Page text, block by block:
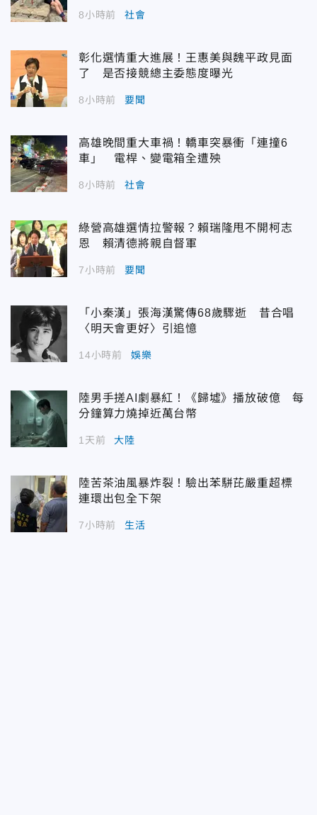
8小時前 社會
彰化選情重大進展！王惠美與魏平政見面
了 是否接競總主委態度曝光
8小時前 要聞
高雄晚間重大車禍！轎車突暴衝「連撞6
車」 電桿、變電箱全遭殃
8小時前 社會
綠營高雄選情拉警報？賴瑞隆甩不開柯志
恩 賴清德將親自督軍
7小時前 要聞
「小秦漢」張海漢驚傳68歲驟逝 昔合唱
〈明天會更好〉引追憶
14小時前 娛樂
陸男手搓AI劇暴紅！《歸墟》播放破億 每
分鐘算力燒掉近萬台幣
1天前 大陸
陸苦茶油風暴炸裂！驗出苯駢芘嚴重超標
連環出包全下架
7小時前 生活